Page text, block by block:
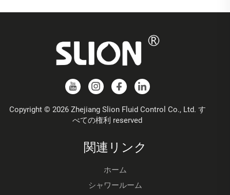
Copyright © 2026 Zhejiang Slion Fluid Control Co., Ltd. す
べての権利 reserved
関連リンク
ホーム
シャワールーム